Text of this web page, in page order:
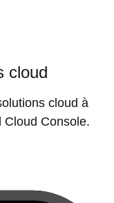
cloud
cloud à
Console.